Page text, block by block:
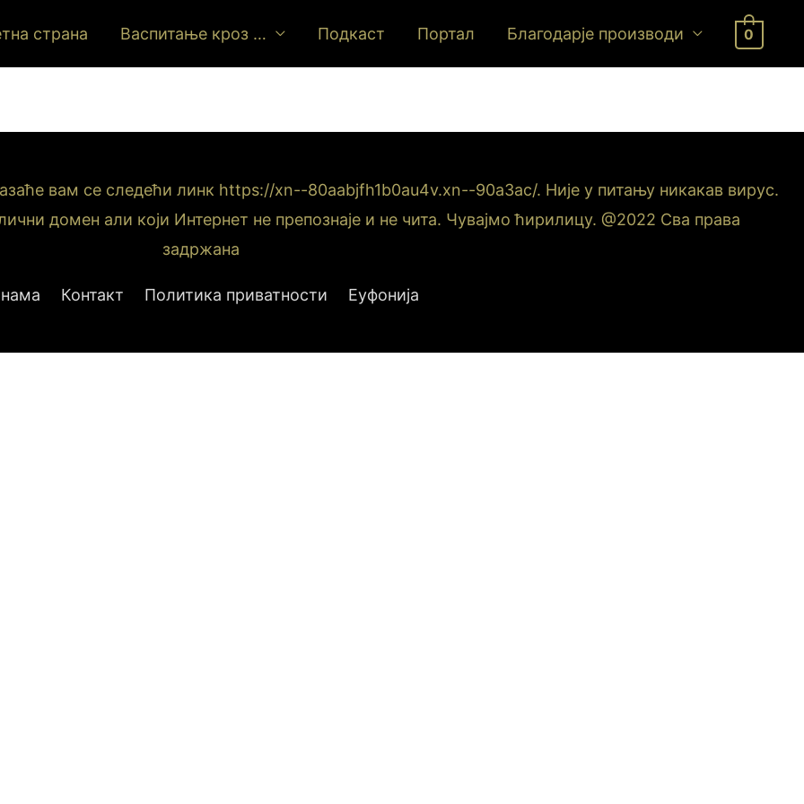
страна Васпитање кроз … Подкаст Портал Благодарје производи 0
вам се следећи линк https://xn--80aabjfh1b0au4v.xn--90a3ac/. Није у питању никакав вирус.
домен али који Интернет не препознаје и не чита. Чувајмо ћирилицу. @2022 Сва права
задржана
Контакт Политика приватности Еуфонија